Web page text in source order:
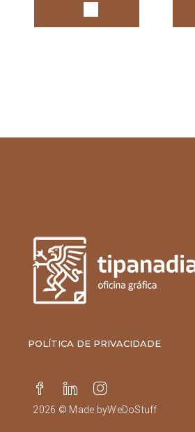
POLÍTICA DE PRIVACIDADE
2026 © Made byWeDoStuff